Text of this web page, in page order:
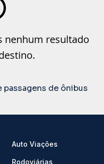
nenhum resultado
de ônibus
Auto Viações
Rodoviárias